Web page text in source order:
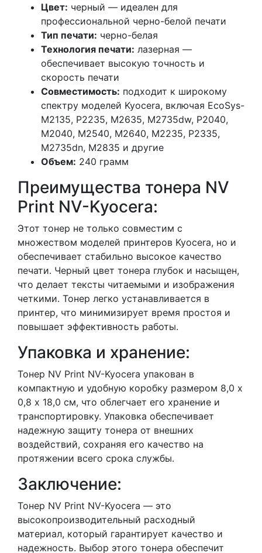
Цвет: черный — идеален для
профессиональной черно-белой печати
Тип печати: черно-белая
Технология печати: лазерная —
обеспечивает высокую точность и
скорость печати
Совместимость: подходит к широкому
спектру моделей Kyocera, включая EcoSys-
M2135, P2235, M2635, M2735dw, P2040,
M2040, M2540, M2640, M2235, P2335,
M2735dn, M2835 и другие
Объем: 240 грамм
Преимущества тонера NV
Print NV-Kyocera:
Этот тонер не только совместим с
множеством моделей принтеров Kyocera, но и
обеспечивает стабильно высокое качество
печати. Черный цвет тонера глубок и насыщен,
что делает тексты читаемыми и изображения
четкими. Тонер легко устанавливается в
принтер, что минимизирует время простоя и
повышает эффективность работы.
Упаковка и хранение:
Тонер NV Print NV-Kyocera упакован в
компактную и удобную коробку размером 8,0 х
0,8 х 18,0 см, что облегчает его хранение и
транспортировку. Упаковка обеспечивает
надежную защиту тонера от внешних
воздействий, сохраняя его качество на
протяжении всего срока службы.
Заключение:
Тонер NV Print NV-Kyocera — это
высокопроизводительный расходный
материал, который гарантирует качество и
надежность. Выбор этого тонера обеспечит